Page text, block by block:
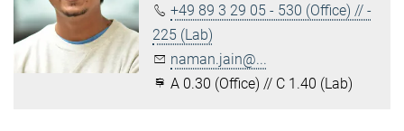
+49 89 3 29 05 - 530 (Office) // -
225 (Lab)
naman.jain@...
A 0.30 (Office) // C 1.40 (Lab)